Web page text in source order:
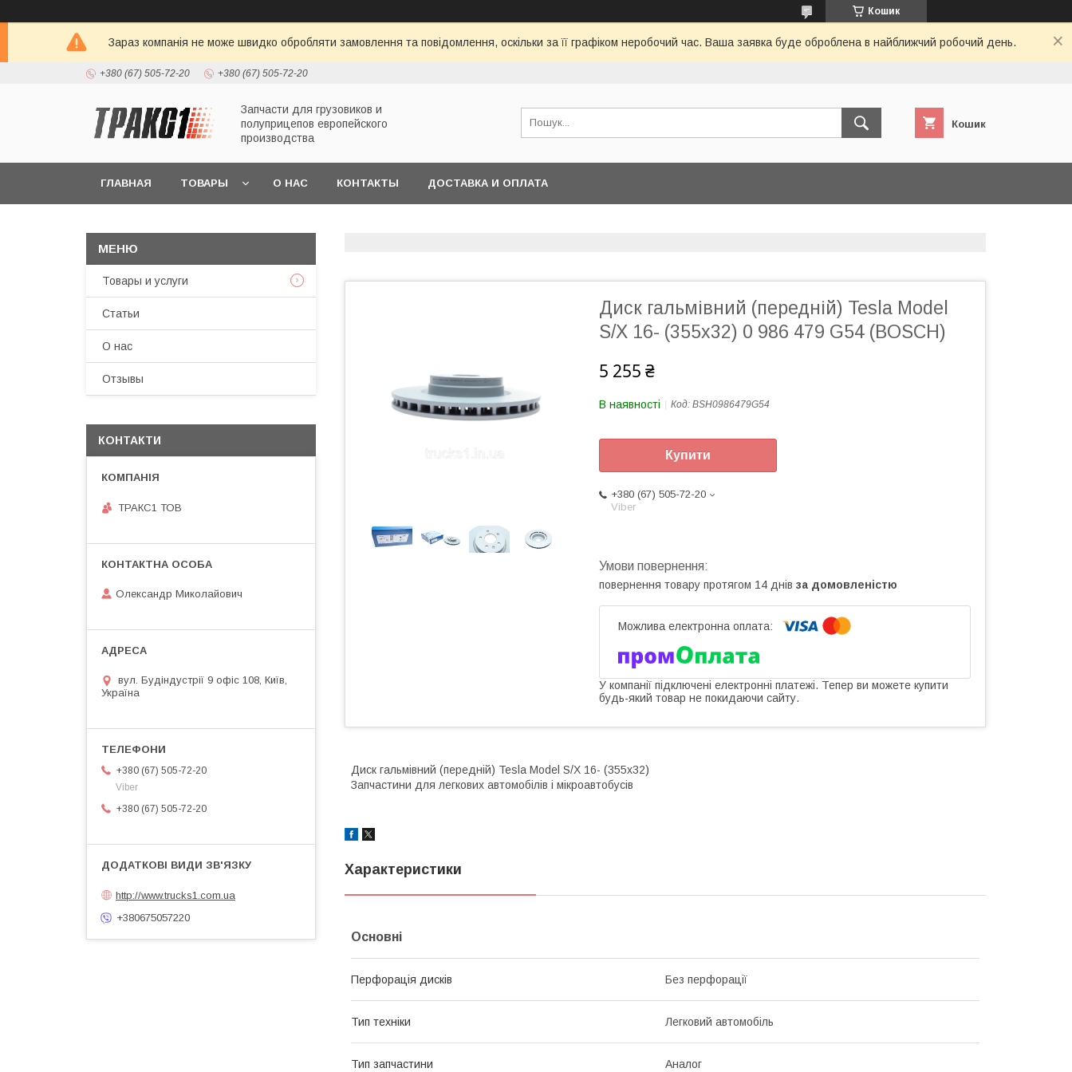
Кошик
Зараз компанія не може швидко обробляти замовлення та повідомлення, оскільки за її графіком неробочий час. Ваша заявка буде оброблена в найближчий робочий день.
+380 (67) 505-72-20 +380 (67) 505-72-20
Запчасти для грузовиков и
полуприцепов европейского
производства
Кошик
ГЛАВНАЯ ТОВАРЫ О НАС КОНТАКТЫ ДОСТАВКА И ОПЛАТА
Диск гальмівний (передній) Tesla Model
S/X 16- (355х32) 0 986 479 G54 (BOSCH)
5 255 ₴
В наявності Код: BSH0986479G54
Купити
+380 (67) 505-72-20
Viber
повернення товару протягом 14 днів за домовленістю
У компанії підключені електронні платежі. Тепер ви можете купити
будь-який товар не покидаючи сайту.
Диск гальмівний (передній) Tesla Model S/X 16- (355х32)
Запчастини для легкових автомобілів і мікроавтобусів
Характеристики
Основні
Перфорація дисків Без перфорації
Тип техніки Легковий автомобіль
Тип запчастини Аналог
Товары и услуги
Статьи
О нас
Отзывы
КОНТАКТИ
ТРАКС1 ТОВ
Олександр Миколайович
вул. Будіндустрії 9 офіс 108, Київ,
Україна
+380 (67) 505-72-20
Viber
+380 (67) 505-72-20
http://www.trucks1.com.ua
+380675057220